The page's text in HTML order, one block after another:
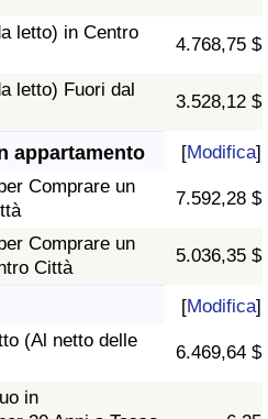
letto) in Centro
4.768,75 $
letto) Fuori dal
3.528,12 $
appartamento [Modifica]
Comprare un
7.592,28 $
Comprare un
Città
5.036,35 $
[Modifica]
(Al netto delle
6.469,64 $
in